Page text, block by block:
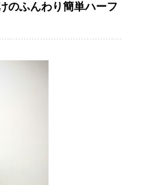
のふんわり簡単ハーフ